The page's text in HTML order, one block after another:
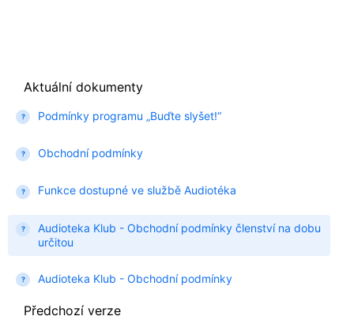
Aktuální dokumenty
Podmínky programu „Buďte slyšet!“
Obchodní podmínky
Funkce dostupné ve službě Audiotéka
Audioteka Klub - Obchodní podmínky členství na dobu
určitou
Audioteka Klub - Obchodní podmínky
Předchozí verze